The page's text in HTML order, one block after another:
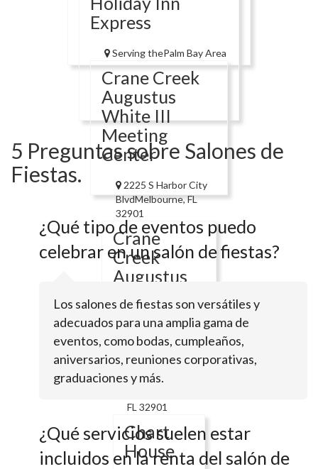
Express
Serving thePalm Bay Area
Crane Creek
Augustus
White III
Meeting
Center
2225 S Harbor City
BlvdMelbourne, FL
32901
Crane
Creek
Augustus
White III
Meeting
Center
2222 S Harbor
City
FL 32901
Chart
House
5 Preguntas sobre Salones de
Fiestas.
¿Qué tipo de eventos puedo
celebrar en un salón de fiestas?
Los salones de fiestas son versátiles y
adecuados para una amplia gama de
eventos, como bodas, cumpleaños,
aniversarios, reuniones corporativas,
graduaciones y más.
¿Qué servicios suelen estar
incluidos en la renta del salón de